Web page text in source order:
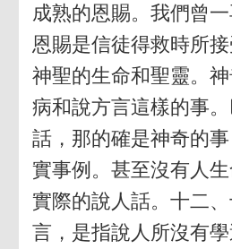
成熟的恩賜。我們曾
恩賜是信徒得救時所
神聖的生命和聖靈。
病和說方言這樣的事
話，那的確是神奇的
實事例。甚至沒有人
實際的說人話。十二
言，是指說人所沒有學